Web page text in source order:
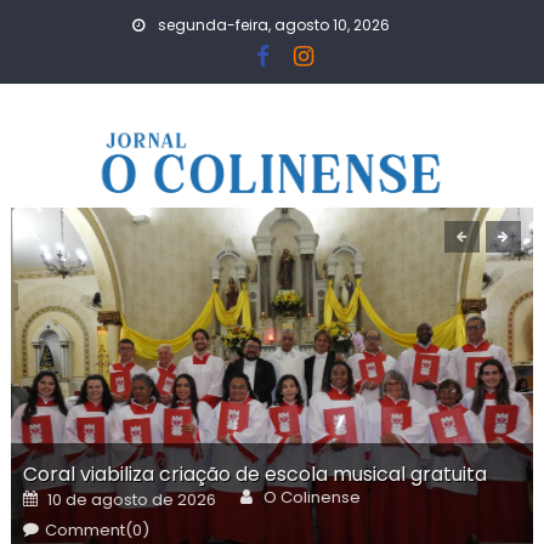
segunda-feira, agosto 10, 2026
Coral viabiliza criação de escola musical gratuita
Posted
on
10 de agosto de 2026 Author
O Colinense
Comment(0)